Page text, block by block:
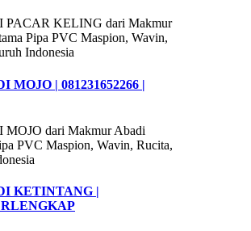
PACAR KELING dari Makmur
Pipa PVC Maspion, Wavin,
Indonesia
MOJO | 081231652266 |
dari Makmur Abadi
PVC Maspion, Wavin, Rucita,
KETINTANG |